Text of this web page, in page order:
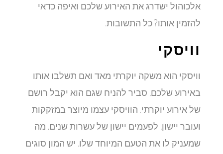
אלכוהול ישדרג את האירוע שלכם ואיפה כדאי
להזמין אותו? כל התשובות.
וויסקי
וויסקי הוא משקה יוקרתי מאד ואם תשלבו אותו
באירוע שלכם, סביר להניח שגם הוא יקבל רושם
של אירוע יוקרתי. הוויסקי עצמו מיוצר במזקקות
ועובר יישון, לפעמים יישון של עשרות שנים, מה
שמעניק לו את הטעם המיוחד שלו. יש המון סוגים